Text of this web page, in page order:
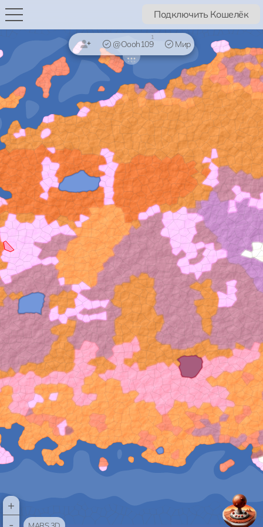
Подключить Кошелёк
@Oooh109
1
Мир
+